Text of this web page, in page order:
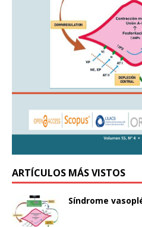
ARTÍCULOS MÁS VISTOS
Síndrome